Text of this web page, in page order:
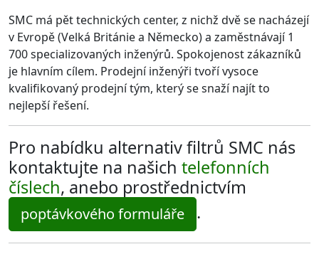
SMC má pět technických center, z nichž dvě se nacházejí
v Evropě (Velká Británie a Německo) a zaměstnávají 1
700 specializovaných inženýrů. Spokojenost zákazníků
je hlavním cílem. Prodejní inženýři tvoří vysoce
kvalifikovaný prodejní tým, který se snaží najít to
nejlepší řešení.
Pro nabídku alternativ filtrů SMC nás
kontaktujte na našich telefonních
číslech, anebo prostřednictvím
poptávkového formuláře .